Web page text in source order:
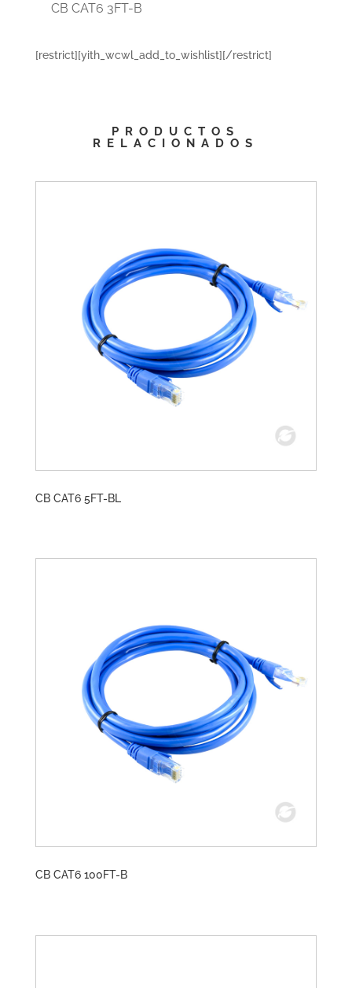
CB CAT6 3FT-B
[restrict][yith_wcwl_add_to_wishlist][/restrict]
PRODUCTOS
RELACIONADOS
CB CAT6 5FT-BL
CB CAT6 100FT-B